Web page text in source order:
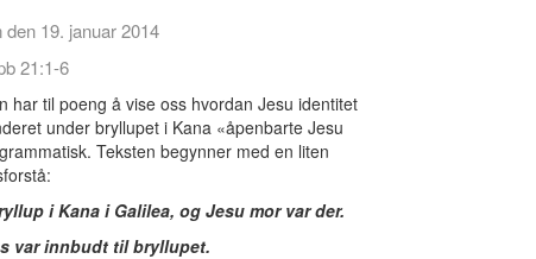
19. januar 2014
21:1-6
har til poeng å vise oss hvordan Jesu identitet
under bryllupet i Kana «åpenbarte Jesu
Teksten begynner med en liten
i Kana i Galilea, og Jesu mor var der.
var innbudt til bryllupet.